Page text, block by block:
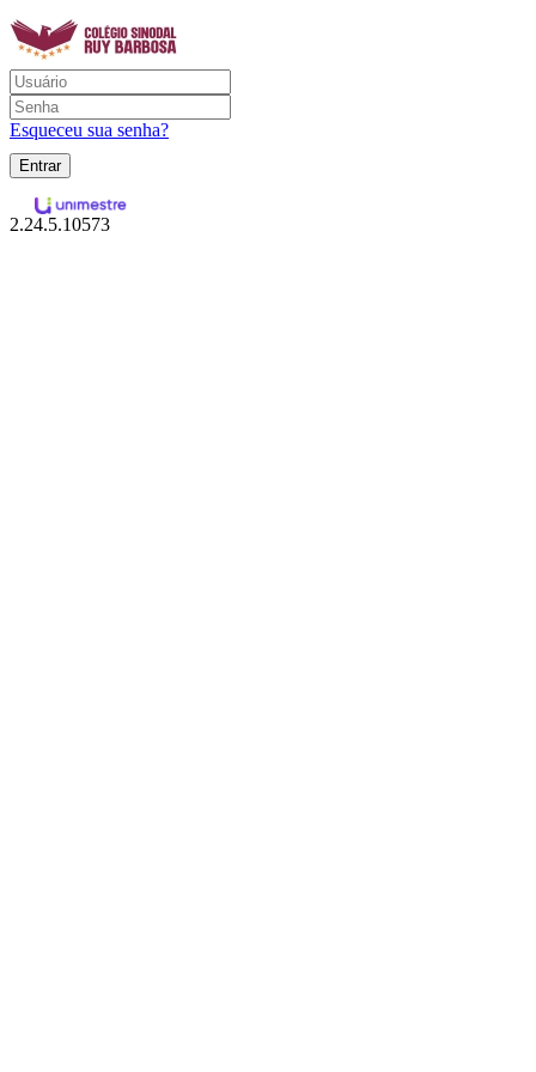
Esqueceu sua senha?
2.24.5.10573